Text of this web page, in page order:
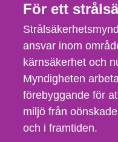
För ett
ansvar inom
kärnsäkerhet och
Myndigheten
förebyggande för
miljö från
och i framtiden.